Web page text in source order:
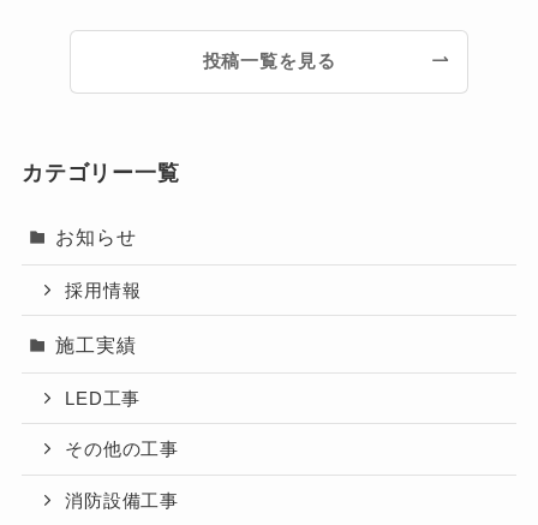
投稿一覧を見る
カテゴリー一覧
お知らせ
採用情報
施工実績
LED工事
その他の工事
消防設備工事